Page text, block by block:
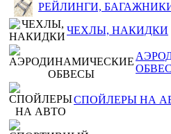
РЕЙЛИНГИ,
ЧЕХЛЫ, НАКИДКИ
СПОЙЛЕРЫ НА